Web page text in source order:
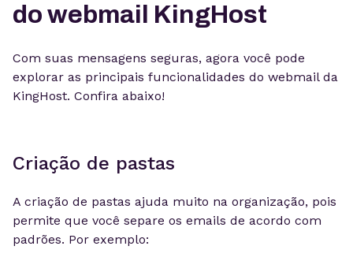
do webmail KingHost
Com suas mensagens seguras, agora você pode
explorar as principais funcionalidades do webmail da
KingHost. Confira abaixo!
Criação de pastas
A criação de pastas ajuda muito na organização, pois
permite que você separe os emails de acordo com
padrões. Por exemplo: